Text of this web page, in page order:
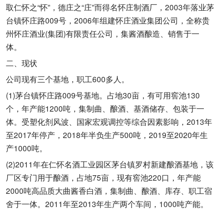
取仁怀之“怀”，德庄之“庄”而得名怀庄制酒厂，2003年落业茅
台镇怀庄路009号，2006年组建怀庄酒业集团公司，全称贵
州怀庄酒业(集团)有限责任公司，集酱酒酿造、销售于一
体。
二、现状
公司现有三个基地，职工600多人。
(1)茅台镇怀庄路009号基地。占地30亩，有可用窖池130
个，年产能1200吨，集制曲、酿酒、基酒储存、包装于一
体。受塑化剂风波、国家宏观调控等综合因素影响，2013年
至2017年停产，2018年半负生产500吨，2019至2020年生
产1000吨。
(2)2011年在仁怀名酒工业园区茅台镇罗村新建酿酒基地，该
厂区专门用于酿酒，占地75亩，现有窖池220口，年产能
2000吨高品质大曲酱香白酒，集制曲、酿酒、库存、职工宿
舍于一体。2011年至2013年生产两个车间，1000吨产能。